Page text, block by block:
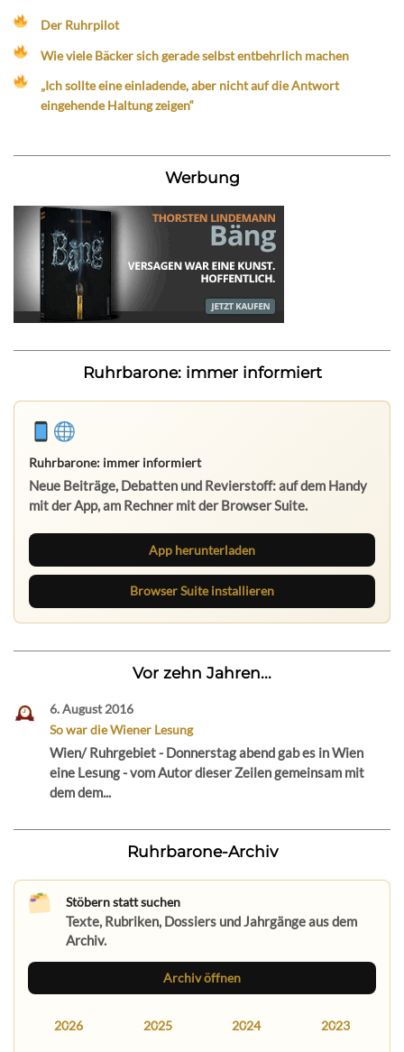
Der Ruhrpilot
Wie viele Bäcker sich gerade selbst entbehrlich machen
„Ich sollte eine einladende, aber nicht auf die Antwort
eingehende Haltung zeigen“
Werbung
Ruhrbarone: immer informiert
Ruhrbarone: immer informiert
Neue Beiträge, Debatten und Revierstoff: auf dem Handy
mit der App, am Rechner mit der Browser Suite.
App herunterladen
Browser Suite installieren
Vor zehn Jahren...
6. August 2016
So war die Wiener Lesung
Wien/ Ruhrgebiet - Donnerstag abend gab es in Wien
eine Lesung - vom Autor dieser Zeilen gemeinsam mit
dem dem...
Ruhrbarone-Archiv
Stöbern statt suchen
Texte, Rubriken, Dossiers und Jahrgänge aus dem
Archiv.
Archiv öffnen
2026 2025 2024 2023